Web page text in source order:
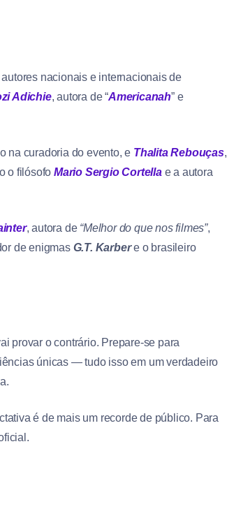
nacionais e internacionais de
Adichie, autora de “Americanah” e
na curadoria do evento, e Thalita Rebouças,
o filósofo Mario Sergio Cortellae a autora
, autora de “Melhor do que nos filmes”,
de enigmas G.T. Karbere o brasileiro
provar o contrário. Prepare-se para
únicas — tudo isso em um verdadeiro
é de mais um recorde de público. Para